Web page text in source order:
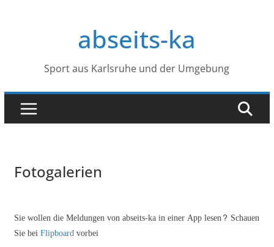
abseits-ka
Sport aus Karlsruhe und der Umgebung
Fotogalerien
Sie wollen die Meldungen von abseits-ka in einer App lesen? Schauen
Sie beiFlipboardvorbei